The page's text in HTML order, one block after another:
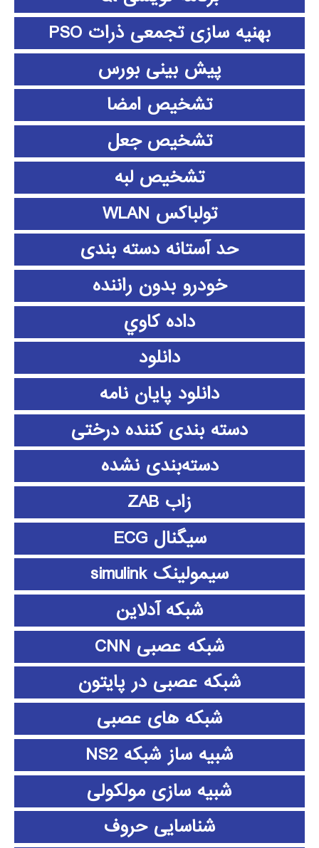
بهنیه سازی تجمعی ذرات PSO
پیش بینی بورس
تشخیص امضا
تشخیص جعل
تشخیص لبه
تولباکس WLAN
حد آستانه دسته بندی
خودرو بدون راننده
داده كاوي
دانلود
دانلود پايان نامه
دسته بندی کننده درختی
دسته‌بندی نشده
زاب ZAB
سیگنال ECG
سیمولینک simulink
شبکه آدلاین
شبکه عصبی CNN
شبکه عصبی در پایتون
شبکه های عصبی
شبیه ساز شبکه NS2
شبیه سازی مولکولی
شناسایی حروف